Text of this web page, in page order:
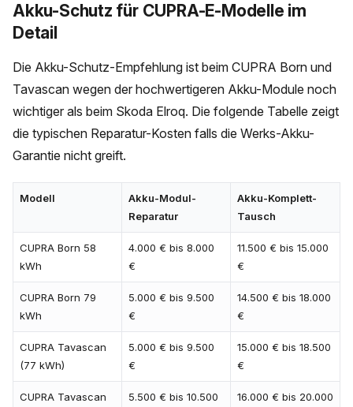
Akku-Schutz für CUPRA-E-Modelle im
Detail
Die Akku-Schutz-Empfehlung ist beim CUPRA Born und
Tavascan wegen der hochwertigeren Akku-Module noch
wichtiger als beim Skoda Elroq. Die folgende Tabelle zeigt
die typischen Reparatur-Kosten falls die Werks-Akku-
Garantie nicht greift.
Modell
Akku-Modul-
Reparatur
Akku-Komplett-
Tausch
CUPRA Born 58
kWh
4.000 € bis 8.000
€
11.500 € bis 15.000
€
CUPRA Born 79
kWh
5.000 € bis 9.500
€
14.500 € bis 18.000
€
CUPRA Tavascan
(77 kWh)
5.000 € bis 9.500
€
15.000 € bis 18.500
€
CUPRA Tavascan
5.500 € bis 10.500
16.000 € bis 20.000